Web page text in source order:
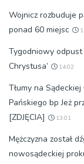
Wojnicz rozbuduje
ponad 60 miejsc
Tygodniowy odpust
Chrystusa’
14:02
Tłumy na
Pańskiego bp Jeż
[ZDJĘCIA]
13:01
Mężczyzna został
nowosądeckiej